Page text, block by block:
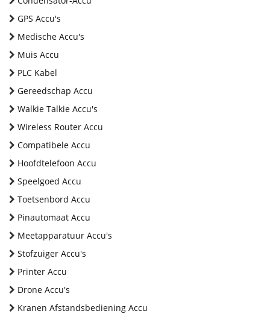
GPS Accu's
Medische Accu's
Muis Accu
PLC Kabel
Gereedschap Accu
Walkie Talkie Accu's
Wireless Router Accu
Compatibele Accu
Hoofdtelefoon Accu
Speelgoed Accu
Toetsenbord Accu
Pinautomaat Accu
Meetapparatuur Accu's
Stofzuiger Accu's
Printer Accu
Drone Accu's
Kranen Afstandsbediening Accu